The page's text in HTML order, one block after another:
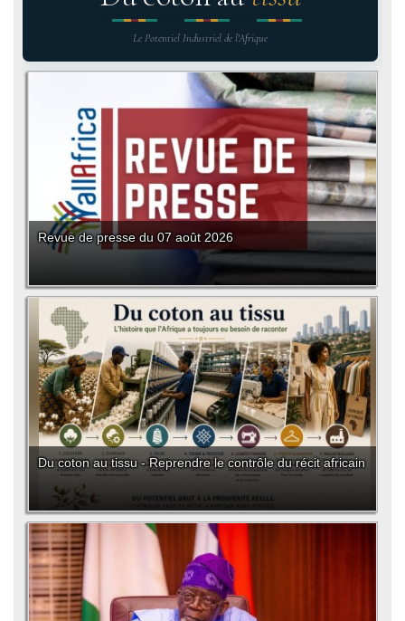
Le Potentiel Industriel de l'Afrique
Revue de presse du 07 août 2026
Du coton au tissu - Reprendre le contrôle du récit africain